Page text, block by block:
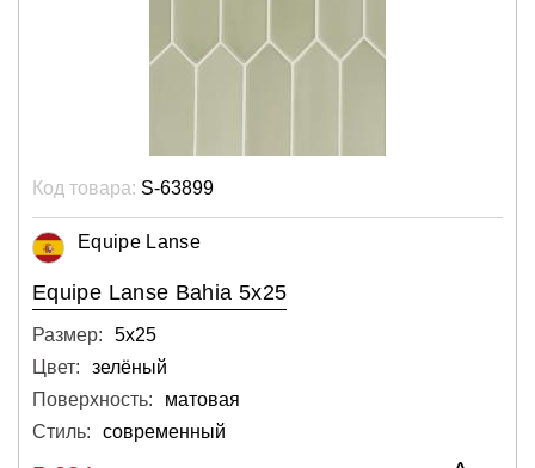
Код товара: S-63899
Equipe Lanse
Equipe Lanse Bahia 5x25
Размер:
5х25
Цвет:
зелёный
Поверхность:
матовая
Стиль:
современный